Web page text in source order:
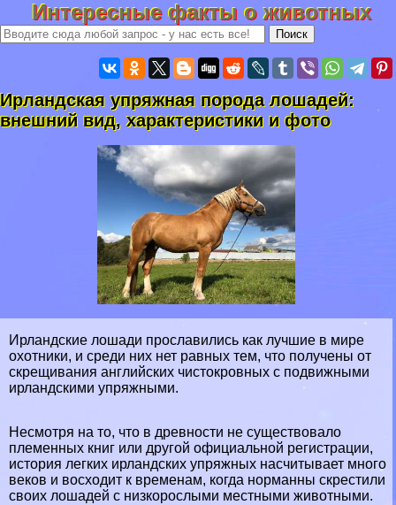
Интересные факты о животных
Ирландская упряжная порода лошадей:
внешний вид, хаpaктеристики и фото
Ирландские лошади прославились как лучшие в мире
охотники, и среди них нет равных тем, что получены от
скрещивания английских чистокровных с подвижными
ирландскими упряжными.
Несмотря на то, что в древности не существовало
племенных книг или другой официальной регистрации,
история легких ирландских упряжных насчитывает много
веков и восходит к временам, когда норманны скрестили
своих лошадей с низкорослыми местными животными.